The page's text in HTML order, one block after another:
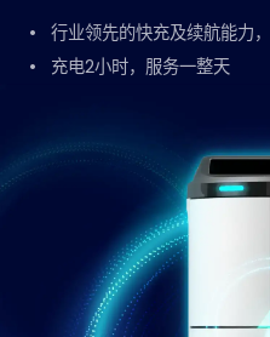
行业领先的快充及续航能力
充电2小时，服务一整天